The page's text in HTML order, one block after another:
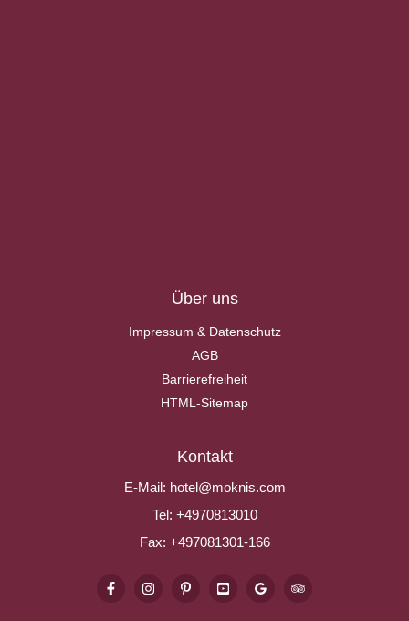
Über uns
Impressum & Datenschutz
AGB
Barrierefreiheit
HTML-Sitemap
Kontakt
E-Mail: hotel@moknis.com
Tel: +4970813010
Fax: +497081301-166